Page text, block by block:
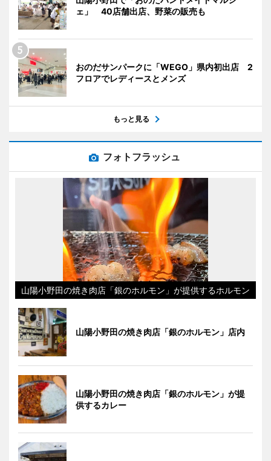
ェ」 40店舗出店、野菜の販売も
おのだサンパークに「WEGO」県内初出店 2
フロアでレディースとメンズ
もっと見る
フォトフラッシュ
山陽小野田の焼き肉店「銀のホルモン」が提供するホルモン
山陽小野田の焼き肉店「銀のホルモン」店内
山陽小野田の焼き肉店「銀のホルモン」が提
供するカレー